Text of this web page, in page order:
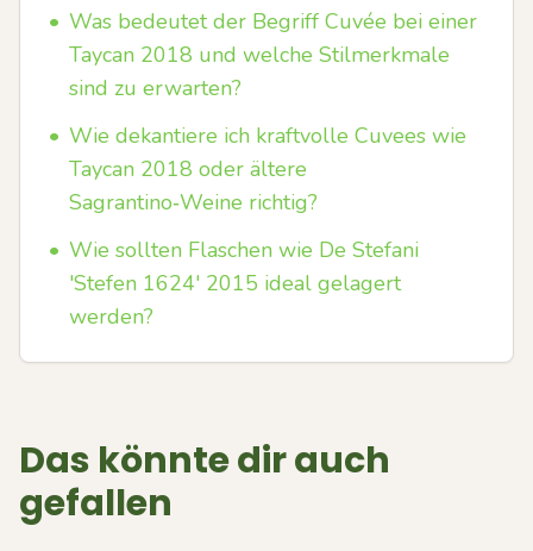
• Was bedeutet der Begriff Cuvée bei einer
Taycan 2018 und welche Stilmerkmale
sind zu erwarten?
• Wie dekantiere ich kraftvolle Cuvees wie
Taycan 2018 oder ältere
Sagrantino‑Weine richtig?
• Wie sollten Flaschen wie De Stefani
'Stefen 1624' 2015 ideal gelagert
werden?
Das könnte dir auch
gefallen